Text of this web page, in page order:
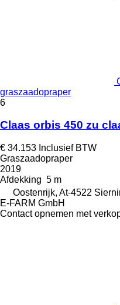
graszaadopraper
6
Claas orbis 450 zu
€ 34.153 Inclusief BTW
Graszaadopraper
2019
Afdekking 5 m
Oostenrijk, At-4522
E-FARM GmbH
Contact opnemen met